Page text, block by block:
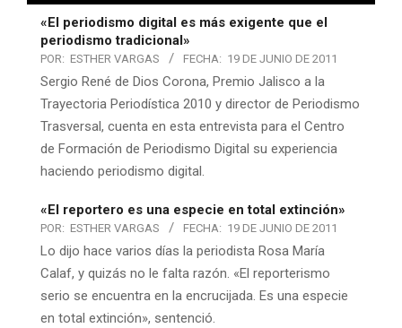
«El periodismo digital es más exigente que el
periodismo tradicional»
POR: ESTHER VARGAS FECHA: 19 DE JUNIO DE 2011
Sergio René de Dios Corona, Premio Jalisco a la
Trayectoria Periodística 2010 y director de Periodismo
Trasversal, cuenta en esta entrevista para el Centro
de Formación de Periodismo Digital su experiencia
haciendo periodismo digital.
«El reportero es una especie en total extinción»
POR: ESTHER VARGAS FECHA: 19 DE JUNIO DE 2011
Lo dijo hace varios días la periodista Rosa María
Calaf, y quizás no le falta razón. «El reporterismo
serio se encuentra en la encrucijada. Es una especie
en total extinción», sentenció.